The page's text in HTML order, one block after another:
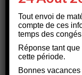
Tout envoi de
compte de ces
temps des
Réponse tant
cette période.
Bonnes